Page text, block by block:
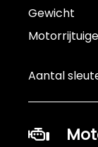
Gewicht
Aantal